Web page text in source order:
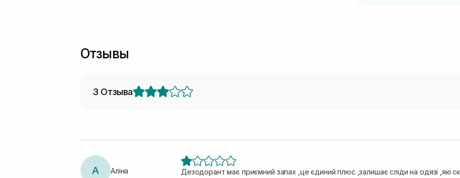
Отзывы
3 Отзыва
А Аліна
Дезодорант має приємний запах ,це єдиний плюс ,залишає сліди на одязі ,які